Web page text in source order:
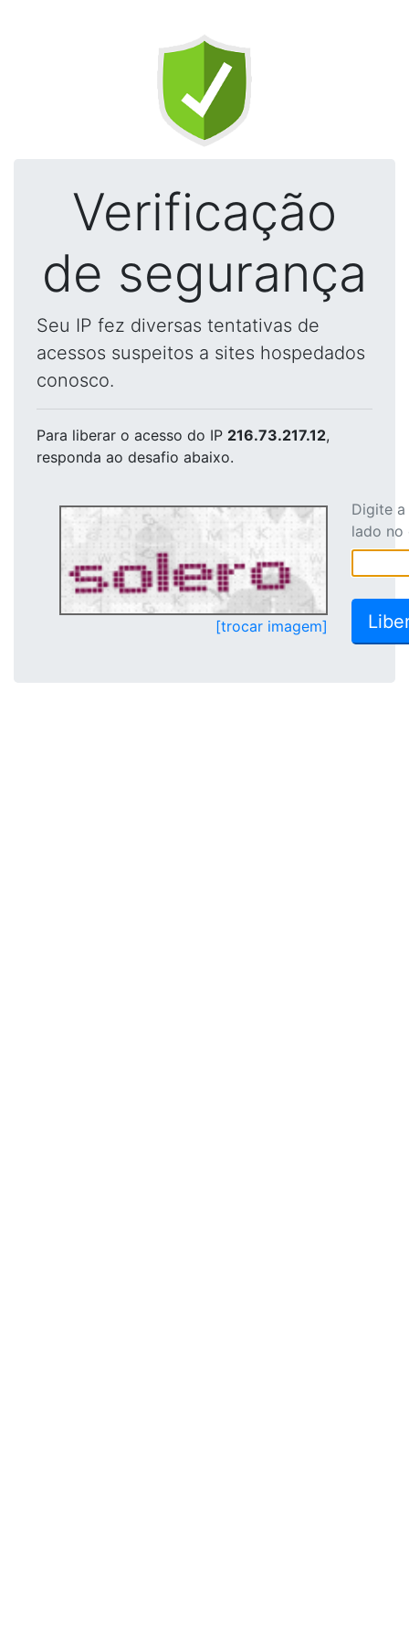
Verificação
de segurança
Seu IP fez diversas tentativas de
acessos suspeitos a sites hospedados
conosco.
Para liberar o acesso do IP 216.73.217.12,
responda ao desafio abaixo.
[trocar imagem]
Digite
lado no